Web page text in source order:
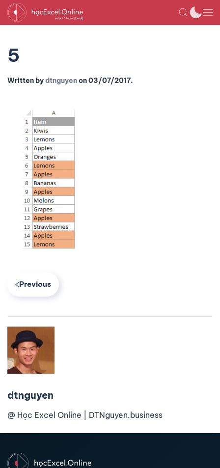
5
Written bydtnguyenon03/07/2017.
Previous
dtnguyen
@ Học Excel Online | DTNguyen.business